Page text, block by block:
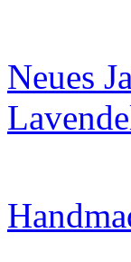
Neues